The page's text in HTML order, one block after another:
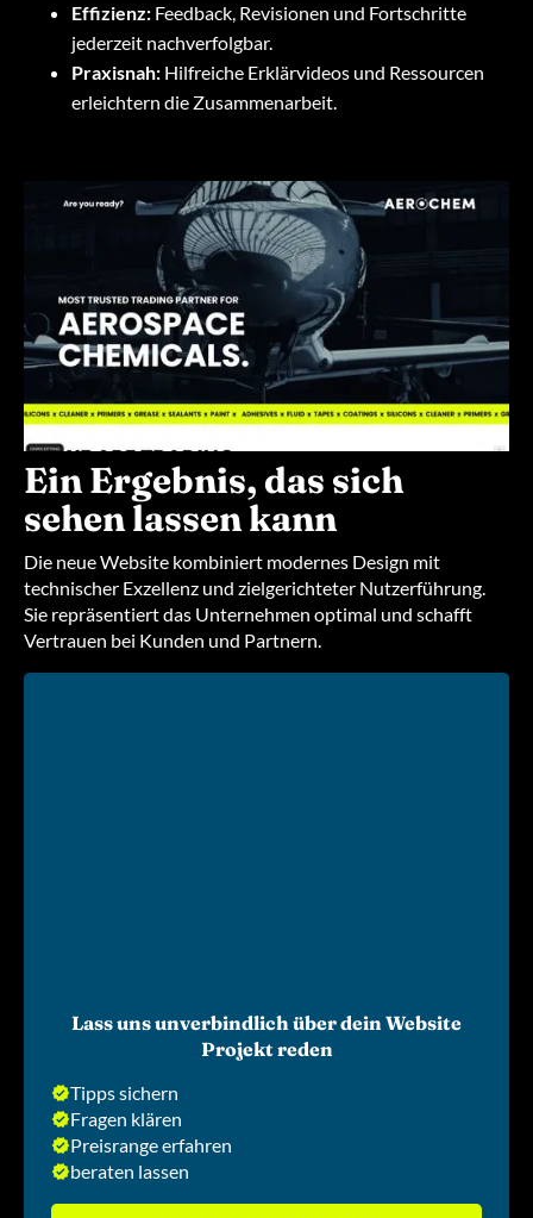
Effizienz:Feedback, Revisionen und Fortschritte
jederzeit nachverfolgbar.
Praxisnah:Hilfreiche Erklärvideos und Ressourcen
erleichtern die Zusammenarbeit.
Ein Ergebnis, das sich
sehen lassen kann
Die neue Website kombiniert modernes Design mit
technischer Exzellenz und zielgerichteter Nutzerführung.
Sie repräsentiert das Unternehmen optimal und schafft
Vertrauen bei Kunden und Partnern.
Lass uns unverbindlich über dein Website
Projekt reden
Tipps sichern
Fragen klären
Preisrange erfahren
beraten lassen